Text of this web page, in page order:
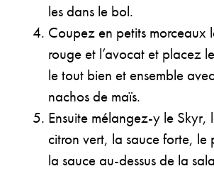
les dans le bol.
Coupez en petits morceaux
rouge et l’avocat et placez
le tout bien et ensemble
nachos de maïs.
Ensuite mélangez-y le Skyr,
citron vert, la sauce forte, le
la sauce au-dessus de la